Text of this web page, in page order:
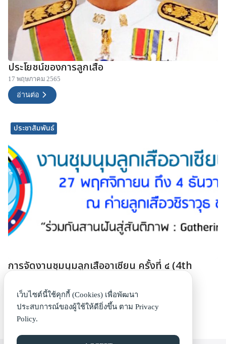
ประโยชน์ของการลูกเสือ
17 พฤษภาคม 2565
อ่านต่อ
ประชาสัมพันธ์
การจัดงานชุมนุมลูกเสืออาเซียน ครั้งที่ ๔ (4th
29 ตุลาคม 2556
อ่านต่อ
เว็บไซต์นี้ใช้คุกกี้ (Cookies) เพื่อพัฒนา
ประสบการณ์ของผู้ใช้ให้ดียิ่งขึ้น ตาม Privacy
Policy.